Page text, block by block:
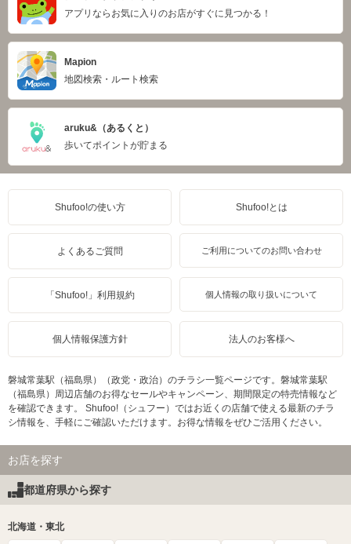
アプリならお気に入りのお店がすぐに見つかる！
Mapion
地図検索・ルート検索
aruku&（あるくと）
歩いてポイントが貯まる
Shufoo!の使い方 Shufoo!とは
よくあるご質問 ご利用についてのお問い合わせ
「Shufoo!」利用規約 個人情報の取り扱いについて
個人情報保護方針 法人のお客様へ
磐城常葉駅（福島県）（政党・政治）のチラシ一覧ページです。磐城常葉駅
（福島県）周辺店舗のお得なセールやキャンペーン、期間限定の特売情報など
を確認できます。 Shufoo!（シュフー）ではお近くの店舗で使える最新のチラ
シ情報を、手軽にご確認いただけます。お得な情報をぜひご活用ください。
お店を探す
都道府県から探す
北海道・東北